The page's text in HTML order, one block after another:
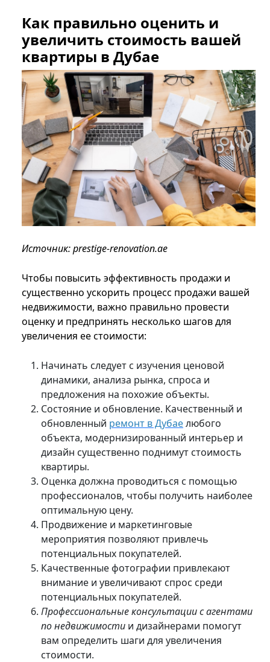
Как правильно оценить и
увеличить стоимость вашей
квартиры в Дубае
Источник: prestige-renovation.ae
Чтобы повысить эффективность продажи и
существенно ускорить процесс продажи вашей
недвижимости, важно правильно провести
оценку и предпринять несколько шагов для
увеличения ее стоимости:
Начинать следует с изучения ценовой
динамики, анализа рынка, спроса и
предложения на похожие объекты.
Состояние и обновление. Качественный и
обновленный ремонт в Дубаелюбого
объекта, модернизированный интерьер и
дизайн существенно поднимут стоимость
квартиры.
Оценка должна проводиться с помощью
профессионалов, чтобы получить наиболее
оптимальную цену.
Продвижение и маркетинговые
мероприятия позволяют привлечь
потенциальных покупателей.
Качественные фотографии привлекают
внимание и увеличивают спрос среди
потенциальных покупателей.
Профессиональные консультации с агентами
по недвижимости и дизайнерами помогут
вам определить шаги для увеличения
стоимости.